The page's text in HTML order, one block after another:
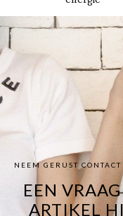
NEEM GERUST
EEN
ARTIKEL